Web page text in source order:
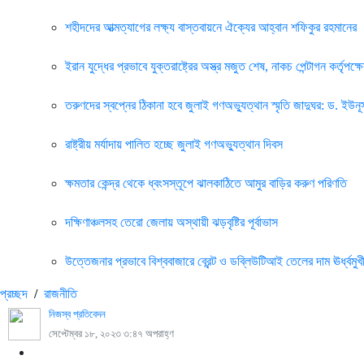
শহীদদের আত্মত্যাগের লক্ষ্য বাস্তবায়নে ঐক্যের আহ্বান শফিকুর রহমানের
ইরান যুদ্ধের প্রভাবে যুক্তরাষ্ট্রের অস্ত্র মজুত শেষ, নাকচ পেন্টাগন
তরুণদের স্বপ্নের ঠিকানা হবে জুলাই গণঅভ্যুত্থান স্মৃতি জাদুঘর: ড.
রাষ্ট্রীয় মর্যাদায় পালিত হচ্ছে জুলাই গণঅভ্যুত্থান দিবস
ক্ষমতার কেন্দ্র থেকে ধ্বংসস্তূপে ঝালকাঠিতে আমুর বাড়ির করুণ পরিণতি
দক্ষিণাঞ্চলসহ তেরো জেলায় অস্থায়ী ঝড়বৃষ্টির পূর্বাভাস
উত্তেজনার প্রভাবে বিশ্ববাজারে ব্রেন্ট ও ডব্লিউটিআই তেলের দাম ঊর্ধ্বমুখী
প্রচ্ছদ / রাজনীতি
নিজস্ব প্রতিবেদন
সেপ্টেম্বর ১৮, ২০২৩ ৩:৪৭ অপরাহ্ণ